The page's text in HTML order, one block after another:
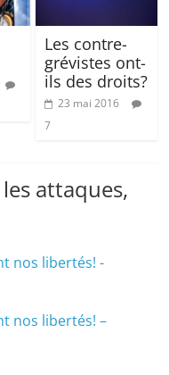
Les contre-
grévistes ont-
ils des droits?
23 mai 2016
7
attaques,
nos libertés! -
nos libertés! –